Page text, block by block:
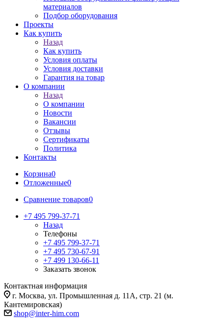
материалов
Подбор оборудования
Проекты
Как купить
Назад
Как купить
Условия оплаты
Условия доставки
Гарантия на товар
О компании
Назад
О компании
Новости
Вакансии
Отзывы
Сертификаты
Политика
Контакты
Корзина0
Отложенные0
Сравнение товаров0
+7 495 799-37-71
Назад
Телефоны
+7 495 799-37-71
+7 495 730-67-91
+7 499 130-66-11
Заказать звонок
Контактная информация
г. Москва, ул. Промышленная д. 11А, стр. 21 (м.
Кантемировская)
shop@inter-him.com